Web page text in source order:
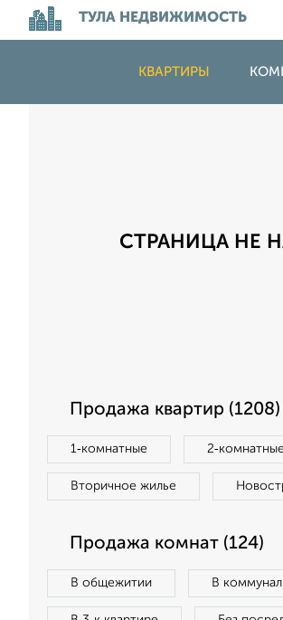
ТУЛА НЕДВИЖИМОСТЬ
КВАРТИРЫ
СТРАНИЦА НЕ
Продажа квартир (1208)
1‑комнатные 2‑комнатные
Вторичное жилье
Продажа комнат (124)
В общежитии В